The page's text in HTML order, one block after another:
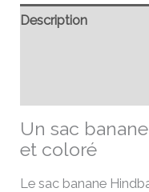
Description
Un sac
et coloré
Le sac banane